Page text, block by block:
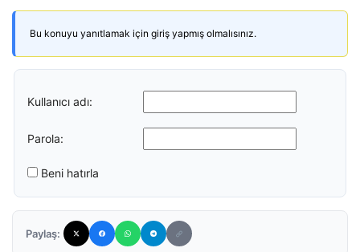
Bu konuyu yanıtlamak için giriş yapmış olmalısınız.
Kullanıcı adı:
Parola:
Beni hatırla
Paylaş: